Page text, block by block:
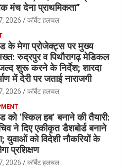
मंच देना प्राथमिकता”
2026 कॉर्बेट हलचल
के मेगा प्रोजेक्ट्स पर मुख्य
रुद्रपुर व पिथौरागढ़ मेडिकल
शुरू करने के निर्देश; शारदा
में देरी पर जताई नाराजगी
2026 कॉर्बेट हलचल
को ‘स्किल हब’ बनाने की तैयारी:
ने दिए एकीकृत डैशबोर्ड बनाने
युवाओं को विदेशी नौकरियों के
प्रशिक्षण
2026 कॉर्बेट हलचल